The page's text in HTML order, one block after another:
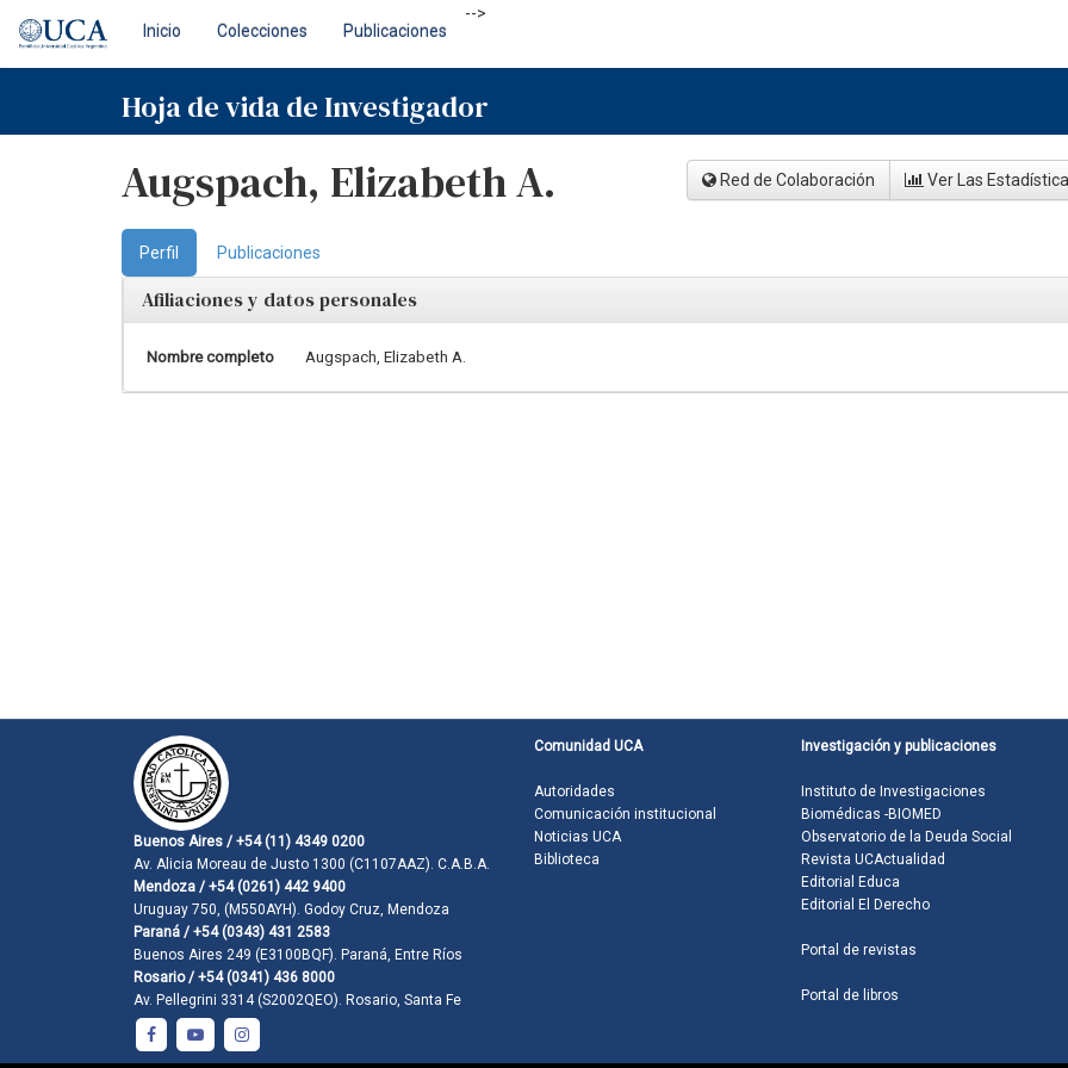
navigation
Inicio Colecciones Publicaciones
-->
Hoja de vida de Investigador
Augspach, Elizabeth A. Red de Colaboración Ver Las
Perfil Publicaciones
Afiliaciones y datos personales
Nombre completo Augspach, Elizabeth A.
Buenos Aires / +54 (11) 4349 0200
Av. Alicia Moreau de Justo 1300 (C1107AAZ). C.A.B.A.
Mendoza / +54 (0261) 442 9400
Uruguay 750, (M550AYH). Godoy Cruz, Mendoza
Paraná / +54 (0343) 431 2583
Buenos Aires 249 (E3100BQF). Paraná, Entre Ríos
Rosario / +54 (0341) 436 8000
Av. Pellegrini 3314 (S2002QEO). Rosario, Santa Fe
Comunidad UCA
Autoridades
Comunicación institucional
Noticias UCA
Biblioteca
Investigación y publicaciones
Instituto de Investigaciones
Biomédicas -BIOMED
Observatorio de la Deuda Social
Revista UCActualidad
Editorial Educa
Editorial El Derecho
Portal de revistas
Portal de libros